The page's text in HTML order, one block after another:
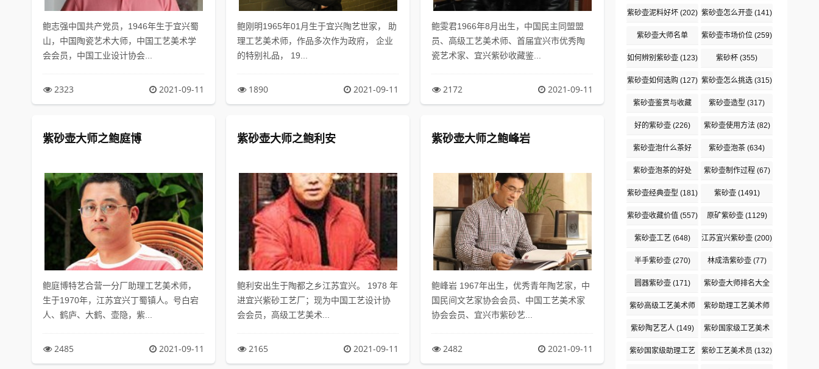
鲍志强中国共产党员，1946年生于宜兴蜀
山，中国陶瓷艺术大师，中国工艺美术学
会会员，中国工业设计协会...
2323 2021-09-11
鲍刚明1965年01月生于宜兴陶艺世家， 助
理工艺美术师，作品多次作为政府， 企业
的特别礼品， 19...
1890 2021-09-11
鲍雯君1966年8月出生，中国民主同盟盟
员、高级工艺美术师、首届宜兴市优秀陶
瓷艺术家、宜兴紫砂收藏鉴...
2172 2021-09-11
紫砂壶大师之鲍庭博
鲍庭博特艺合营一分厂助理工艺美术师，
生于1970年，江苏宜兴丁蜀镇人。号白宕
人、鹤庐、大鹤、壶隐，紫...
2485 2021-09-11
紫砂壶大师之鲍利安
鲍利安出生于陶都之乡江苏宜兴。 1978 年
进宜兴紫砂工艺厂；现为中国工艺设计协
会会员，高级工艺美术...
2165 2021-09-11
紫砂壶大师之鲍峰岩
鲍峰岩 1967年出生，优秀青年陶艺家，中
国民间文艺家协会会员、中国工艺美术家
协会会员、宜兴市紫砂艺...
2482 2021-09-11
紫砂壶泥料好坏 (202) 紫砂壶怎么开壶 (141)
紫砂壶大师名单
(2128)
紫砂壶市场价位 (259)
如何辨别紫砂壶 (123) 紫砂杯 (355)
紫砂壶如何选购 (127) 紫砂壶怎么挑选 (315)
紫砂壶鉴赏与收藏
(148)
紫砂壶造型 (317)
好的紫砂壶 (226) 紫砂壶使用方法(82)
紫砂壶泡什么茶好
(165)
紫砂壶泡茶 (634)
紫砂壶泡茶的好处
(172)
紫砂壶制作过程(67)
紫砂壶经典壶型 (181) 紫砂壶(1491)
紫砂壶收藏价值 (557) 原矿紫砂壶(1129)
紫砂壶工艺 (648) 江苏宜兴紫砂壶 (200)
半手紫砂壶 (270) 林成浩紫砂壶(77)
圆器紫砂壶 (171) 紫砂壶大师排名大全
(2132)
紫砂高级工艺美术师
(306)
紫砂助理工艺美术师
(288)
紫砂陶艺艺人 (149) 紫砂国家级工艺美术
师(318)
紫砂国家级助理工艺 紫砂工艺美术员 (132)